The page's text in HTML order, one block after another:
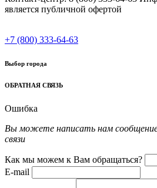
является публичной офертой
+7 (800) 333-64-63
Выбор города
ОБРАТНАЯ СВЯЗЬ
Ошибка
Вы можете написать нам
связи
Как мы можем к Вам обращаться?
E-mail